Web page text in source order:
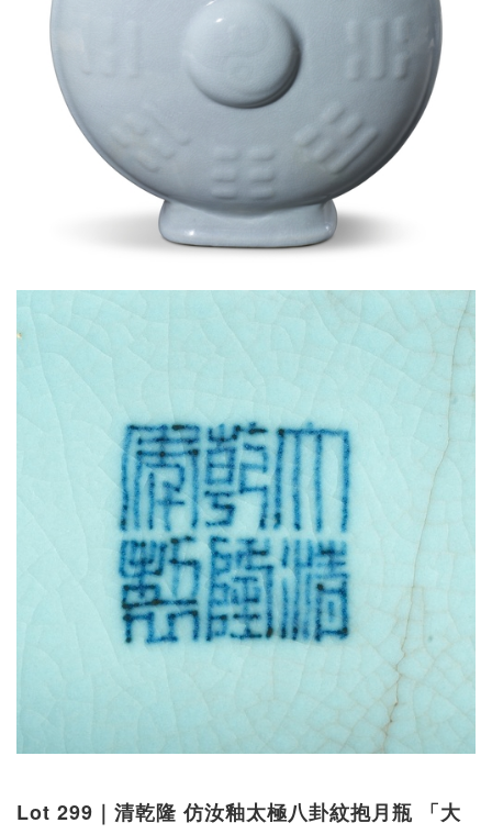
Lot 299｜清乾隆 仿汝釉太極八卦紋抱月瓶 「大